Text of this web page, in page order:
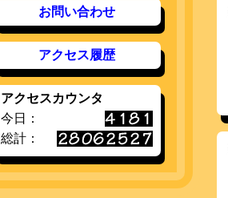
お問い合わせ
アクセス履歴
アクセスカウンタ
今日：
総計：